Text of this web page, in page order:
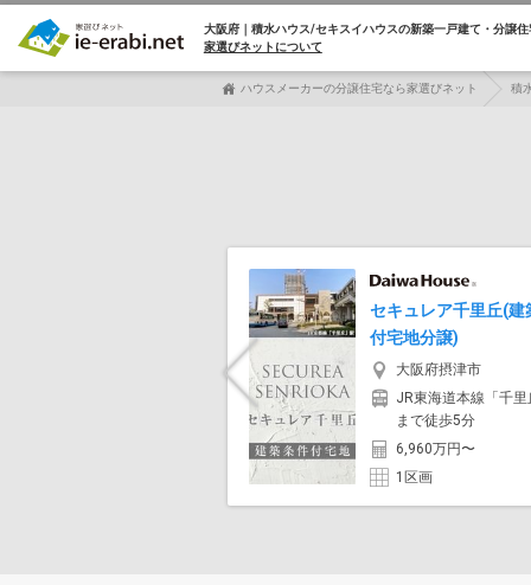
大阪府｜積水ハウス/セキスイハウスの新築一戸建て・分譲住
家選びネットについて
ハウスメーカーの分譲住宅なら家選びネット 積
Previous
セキュレア千里丘(建
付宅地分譲)
大阪府摂津市
JR東海道本線「千
まで徒歩5分
6,960万円〜
1区画